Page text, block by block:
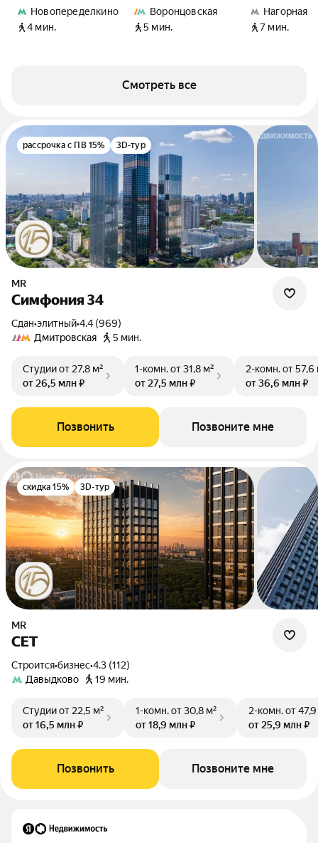
Новопеределкино
4 мин.
Воронцовская
5 мин.
Нагорная
7 мин.
Смотреть все
рассрочка с ПВ 15% 3D-тур
MR
Симфония 34
Сдан•элитный•4.4 (969)
Дмитровская
5 мин.
Студииот 27,8 м²
от 26,5 млн ₽
1-комн.от 31,8 м²
от 27,5 млн ₽
2-комн.от 57,6
от 36,6 млн ₽
Позвонить Позвоните мне
скидка 15% 3D-тур
MR
СЕТ
Строится•бизнес•4.3 (112)
Давыдково
19 мин.
Студииот 22,5 м²
от 16,5 млн ₽
1-комн.от 30,8 м²
от 18,9 млн ₽
2-комн.от
от 25,9 млн ₽
Позвонить Позвоните мне